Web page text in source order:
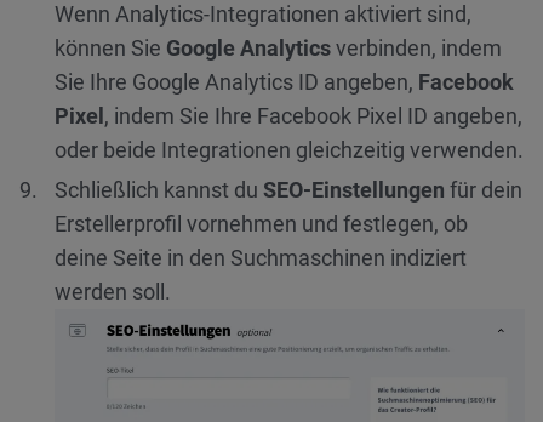
Wenn Analytics-Integrationen aktiviert sind,
können Sie Google Analyticsverbinden, indem
Sie Ihre Google Analytics ID angeben, Facebook
Pixel , indem Sie Ihre Facebook Pixel ID angeben,
oder beide Integrationen gleichzeitig verwenden.
Schließlich kannst du SEO-Einstellungen für dein
Erstellerprofil vornehmen und festlegen, ob
deine Seite in den Suchmaschinen indiziert
werden soll.